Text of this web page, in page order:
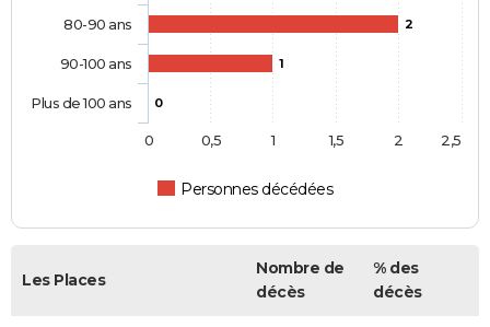
2
1
0
Personnes décédées
80-90 ans
90-100 ans
Plus de 100 ans
0 0,5 1 1,5 2 2,5
Les Places
Nombre de
décès
% des
décès